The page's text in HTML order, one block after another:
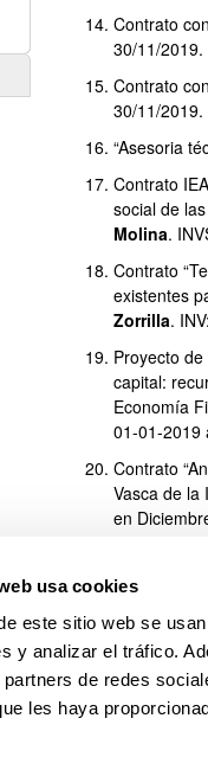
usa cookies
este sitio web se
y analizar el tráfico.
de redes
les haya
Contrato
30/11/2019.
Contrato
30/11/2019.
“Asesoria
Contrato
social de
Molina.
Contrato
existentes
Zorrilla. INV:
Proyecto
capital:
Economía
01-01-2019
Contrato
Vasca de la
en
Vasca de la
Proyecto
(7.200 €).